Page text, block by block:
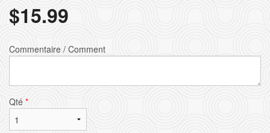
$15.99
Commentaire / Comment
Qté *